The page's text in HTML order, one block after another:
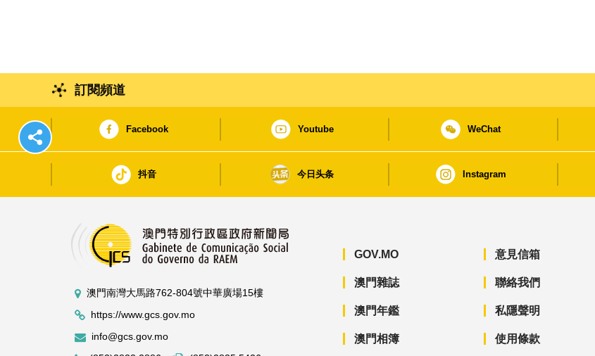
訂閱頻道
Facebook Youtube WeChat
抖音 今日头条 Instagram
澳門南灣大馬路762-804號中華廣場15樓
https://www.gcs.gov.mo
info@gcs.gov.mo
GOV.MO
澳門雜誌
澳門年鑑
澳門相簿
意見信箱
聯絡我們
私隱聲明
使用條款